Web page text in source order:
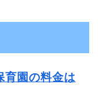
育園の料金は